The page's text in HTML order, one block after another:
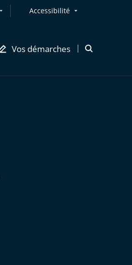
Accessibilité
Vos démarches
Ouvrir